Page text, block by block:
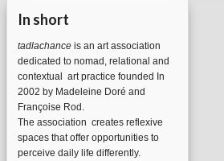
In short
tadlachance is an art association
dedicated to nomad, relational and
contextual art practice founded In
2002 by Madeleine Doré and
Françoise Rod.
The association creates reflexive
spaces that offer opportunities to
perceive daily life differently.